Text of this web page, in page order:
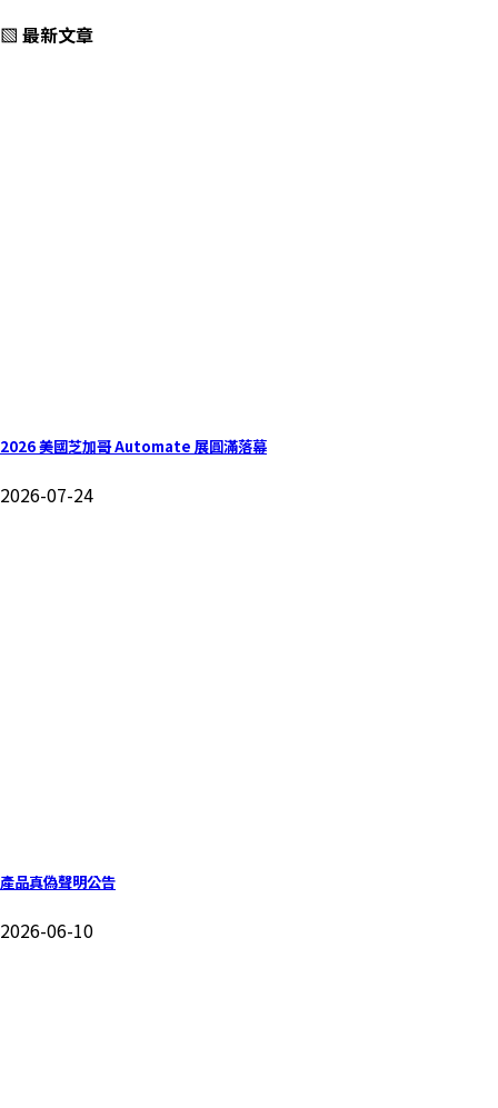
▧ 最新文章
2026 美國芝加哥 Automate 展圓滿落幕
2026-07-24
產品真偽聲明公告
2026-06-10